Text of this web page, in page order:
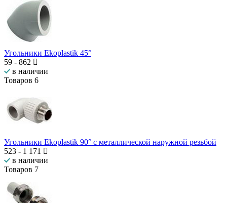
Угольники Ekoplastik 45°
59 - 862
в наличии
Товаров 6
Угольники Ekoplastik 90° с металлической наружной резьбой
523 - 1 171
в наличии
Товаров 7